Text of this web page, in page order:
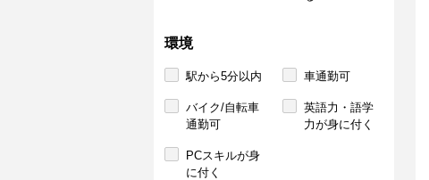
環境
駅から5分以内 車通勤可
バイク/自転車
通勤可
英語力・語学
力が身に付く
PCスキルが身
に付く